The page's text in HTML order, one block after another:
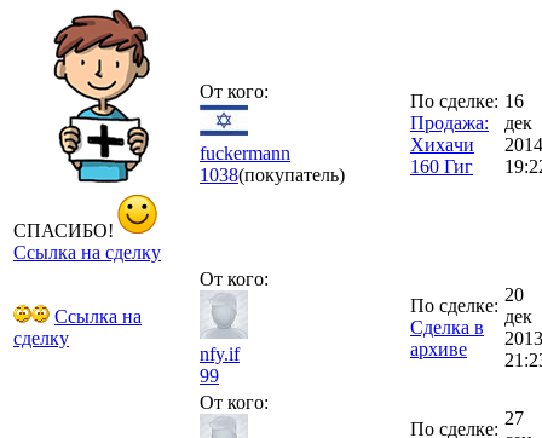
СПАСИБО!
Ссылка на сделку
От кого:
fuckermann
1038(покупатель)
По сделке:
Продажа:
Хиxaчи
160 Гиг
16
дек
2014
Ссылка на
сделку
От кого:
nfy.if
99
По сделке:
Сделка в
архиве
20
дек
2013
От кого:
По сделке:
27